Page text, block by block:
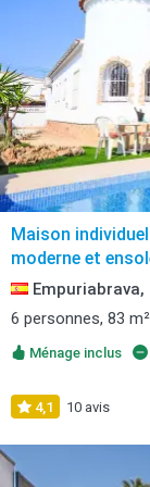
Maison
moderne et
Empuriabrava,
6 personnes, 83
Ménage inclus
4,1 10 avis